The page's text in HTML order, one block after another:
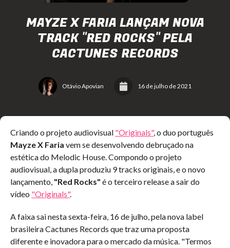
MAYZE X FARIA LANÇAM NOVA
TRACK "RED ROCKS" PELA
CACTUNES RECORDS
Otávio Apovian 16 de julho de 2021
Criando o projeto audiovisual "Originals", o duo português
Mayze X Faria vem se desenvolvendo debruçado na
estética do Melodic House. Compondo o projeto
audiovisual, a dupla produziu 9 tracks originais, e o novo
lançamento, "Red Rocks" é o terceiro release a sair do
vídeo "Originals".
A faixa sai nesta sexta-feira, 16 de julho, pela nova label
brasileira Cactunes Records que traz uma proposta
diferente e inovadora para o mercado da música. "Termos